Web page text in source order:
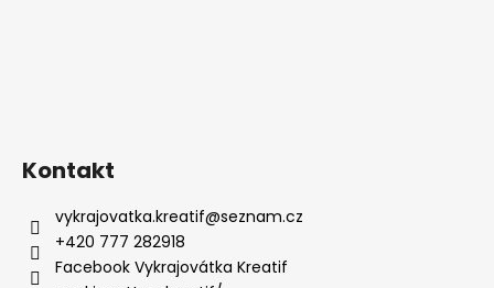
Kontakt
vykrajovatka.kreatif@seznam.cz
+420 777 282918
Facebook Vykrajovátka Kreatif